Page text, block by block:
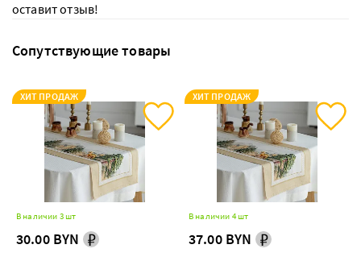
оставит отзыв!
Сопутствующие товары
ХИТ ПРОДАЖ
В наличии 3 шт
30.00 BYN
ХИТ ПРОДАЖ
В наличии 4 шт
37.00 BYN